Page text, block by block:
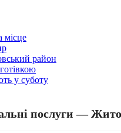
місце
район
у суботу
послуги —